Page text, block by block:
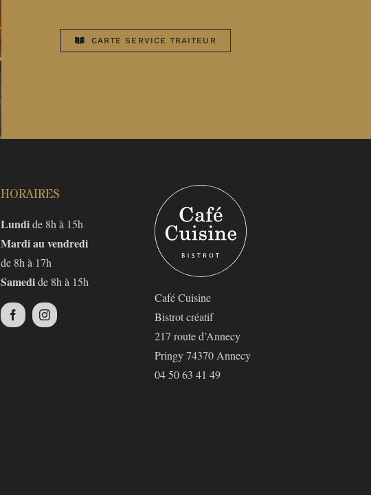
CARTE SERVICE TRAITEUR
HORAIRES
Lundide 8h à 15h
Mardi au vendredi
de 8h à 17h
Samedide 8h à 15h
Café Cuisine
Bistrot créatif
217 route d’Annecy
Pringy 74370 Annecy
04 50 63 41 49